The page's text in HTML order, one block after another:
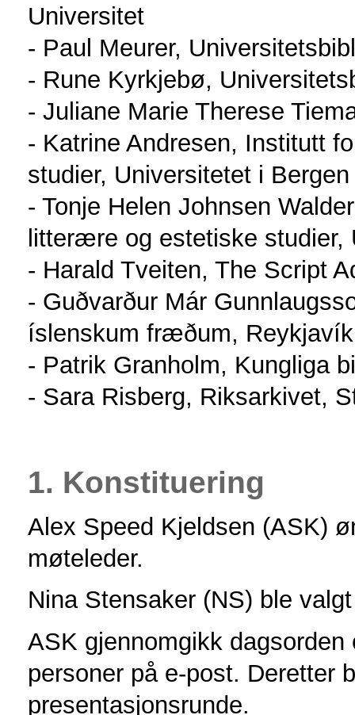
Universitet
- Paul Meurer,
- Rune Kyrkjebø,
- Juliane Marie Therese
- Katrine Andresen, Institutt
studier, Universitetet i Bergen
- Tonje Helen Johnsen
litterære og estetiske studier,
- Harald Tveiten, The Script
- Guðvarður Már
íslenskum fræðum, Reykjavík
- Patrik Granholm, Kungliga
- Sara Risberg, Riksarkivet,
1. Konstituering
Alex Speed Kjeldsen (ASK)
møteleder.
Nina Stensaker (NS) ble
ASK gjennomgikk
personer på e-post. Deretter
presentasjonsrunde.